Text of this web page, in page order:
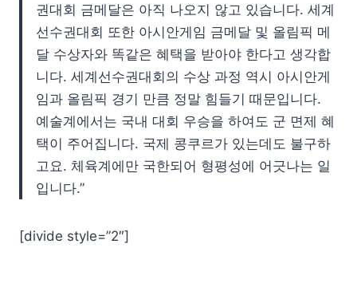
권대회 금메달은 아직 나오지 않고 있습니다. 세계
선수권대회 또한 아시안게임 금메달 및 올림픽 메
달 수상자와 똑같은 혜택을 받아야 한다고 생각합
니다. 세계선수권대회의 수상 과정 역시 아시안게
임과 올림픽 경기 만큼 정말 힘들기 때문입니다.
예술계에서는 국내 대회 우승을 하여도 군 면제 혜
택이 주어집니다. 국제 콩쿠르가 있는데도 불구하
고요. 체육계에만 국한되어 형평성에 어긋나는 일
입니다.”
[divide style=”2″]